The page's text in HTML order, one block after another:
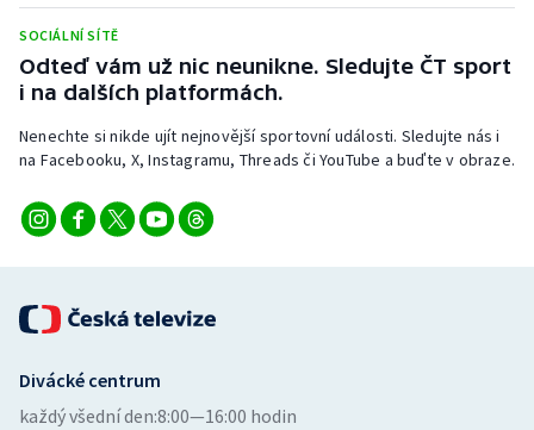
SOCIÁLNÍ SÍTĚ
Odteď vám už nic neunikne. Sledujte ČT sport
i na dalších platformách.
Nenechte si nikde ujít nejnovější sportovní události. Sledujte nás i
na Facebooku, X, Instagramu, Threads či YouTube a buďte v obraze.
Divácké centrum
každý všední den:8:00—16:00 hodin